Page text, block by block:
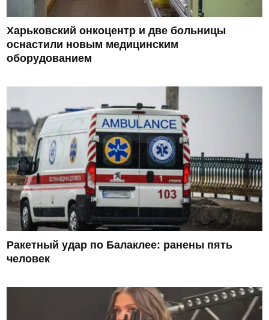
Харьковский онкоцентр и две больницы
оснастили новым медицинским
оборудованием
Ракетный удар по Балаклее: ранены пять
человек